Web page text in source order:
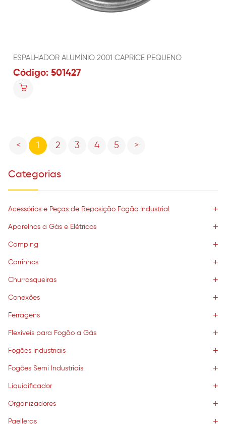
ESPALHADOR ALUMÍNIO 2001 CAPRICE PEQUENO
Código: 501427
<Previous
1 2 3 4 5 >Next
Categorias
Acessórios e Peças de Reposição Fogão Industrial
Aparelhos a Gás e Elétricos
Camping
Carrinhos
Churrasqueiras
Conexões
Ferragens
Flexíveis para Fogão a Gás
Fogões Industriais
Fogões Semi Industriais
Liquidificador
Organizadores
Paelleras